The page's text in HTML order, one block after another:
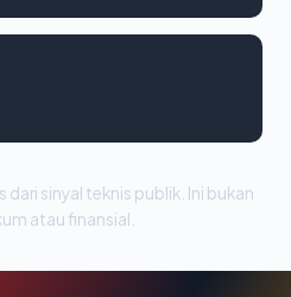
sinyal teknis publik. Ini bukan
atau finansial.